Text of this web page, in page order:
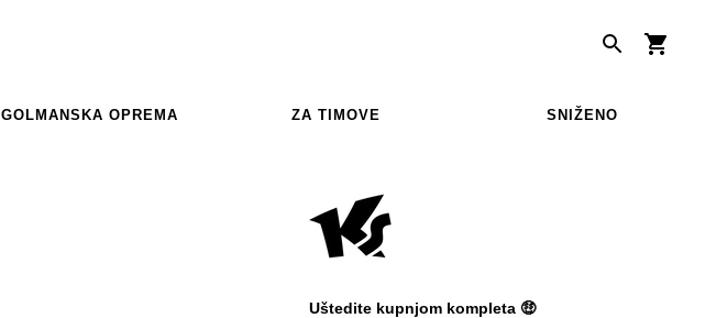
GOLMANSKA OPREMA ZA TIMOVE SNIŽENO
Uštedite kupnjom kompleta 🤑